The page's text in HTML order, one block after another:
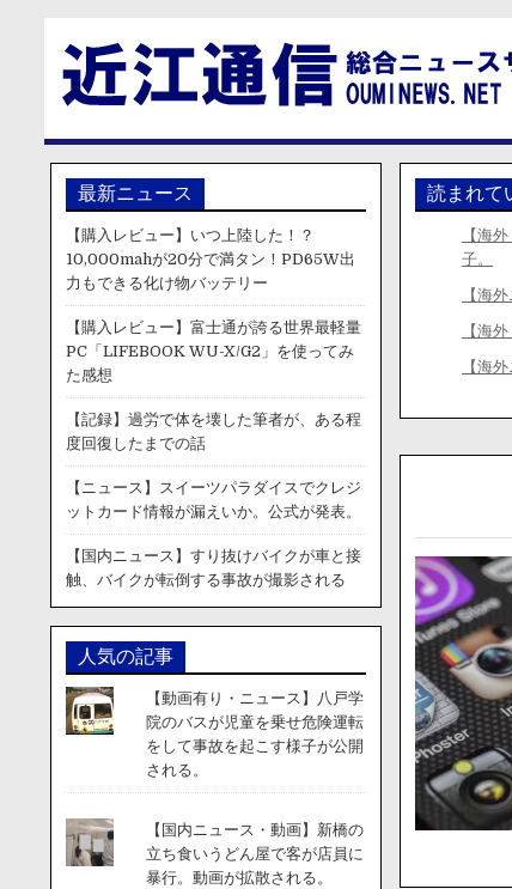
読まれて
【海
子。
【海
【海
【海
最新ニュース
【購入レビュー】いつ上陸した！？
10,000mahが20分で満タン！PD65W出
力もできる化け物バッテリー
【購入レビュー】富士通が誇る世界最軽量
PC「LIFEBOOK WU-X/G2」を使ってみ
た感想
【記録】過労で体を壊した筆者が、ある程
度回復したまでの話
【ニュース】スイーツパラダイスでクレジ
ットカード情報が漏えいか。公式が発表。
【国内ニュース】すり抜けバイクが車と接
触、バイクが転倒する事故が撮影される
人気の記事
【動画有り・ニュース】八戸学
院のバスが児童を乗せ危険運転
をして事故を起こす様子が公開
される。
【国内ニュース・動画】新橋の
立ち食いうどん屋で客が店員に
暴行。動画が拡散される。